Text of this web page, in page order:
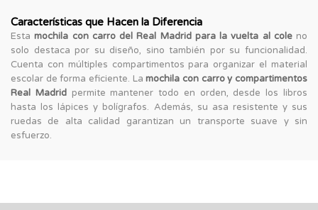
Características que Hacen la Diferencia
Estamochila con carro del Real Madrid para la vuelta al coleno
solo destaca por su diseño, sino también por su funcionalidad.
Cuenta con múltiples compartimentos para organizar el material
escolar de forma eficiente. Lamochila con carro y compartimentos
Real Madridpermite mantener todo en orden, desde los libros
hasta los lápices y bolígrafos. Además, su asa resistente y sus
ruedas de alta calidad garantizan un transporte suave y sin
esfuerzo.